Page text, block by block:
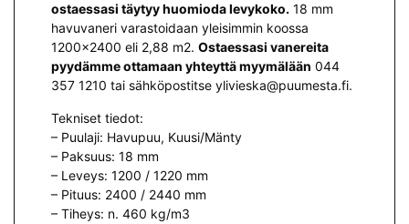
ostaessasi täytyy huomioda levykoko. 18 mm
havuvaneri varastoidaan yleisimmin koossa
1200×2400 eli 2,88 m2. Ostaessasi vanereita
pyydämme ottamaan yhteyttä myymälään 044
357 1210 tai sähköpostitse ylivieska@puumesta.fi.
Tekniset tiedot:
– Puulaji: Havupuu, Kuusi/Mänty
– Paksuus: 18 mm
– Leveys: 1200 / 1220 mm
– Pituus: 2400 / 2440 mm
– Tiheys: n. 460 kg/m3